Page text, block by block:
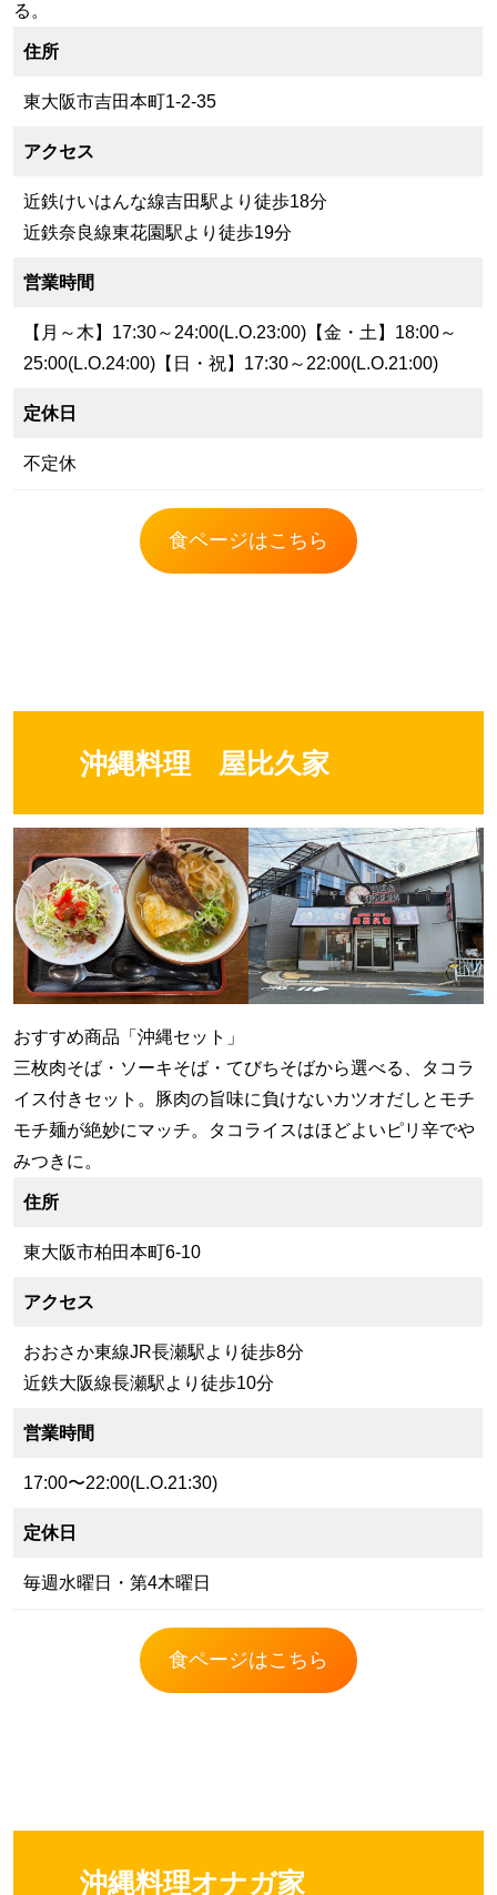
る。
住所
東大阪市吉田本町1-2-35
アクセス
近鉄けいはんな線吉田駅より徒歩18分
近鉄奈良線東花園駅より徒歩19分
営業時間
【月～木】17:30～24:00(L.O.23:00)【金・土】18:00～
25:00(L.O.24:00)【日・祝】17:30～22:00(L.O.21:00)
定休日
不定休
食ページはこちら
沖縄料理 屋比久家
おすすめ商品「沖縄セット」
三枚肉そば・ソーキそば・てびちそばから選べる、タコラ
イス付きセット。豚肉の旨味に負けないカツオだしとモチ
モチ麺が絶妙にマッチ。タコライスはほどよいピリ辛でや
みつきに。
住所
東大阪市柏田本町6-10
アクセス
おおさか東線JR長瀬駅より徒歩8分
近鉄大阪線長瀬駅より徒歩10分
営業時間
17:00〜22:00(L.O.21:30)
定休日
毎週水曜日・第4木曜日
食ページはこちら
沖縄料理オナガ家